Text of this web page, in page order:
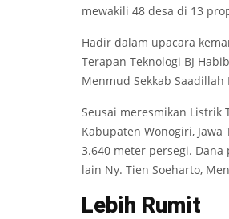
mewakili 48 desa di 13
Hadir dalam upacara
Terapan Teknologi BJ
Menmud Sekkab
Seusai meresmikan Listrik
Kabupaten Wonogiri,
3.640 meter persegi.
lain Ny. Tien Soeharto,
Lebih Rumit